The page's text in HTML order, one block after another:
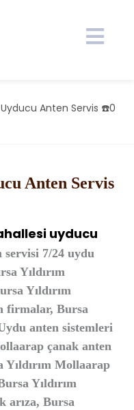
Anten Servis ☎️0
Anten Servis
uyducu
servisi 7/24 uydu
Yıldırım
Yıldırım
firmalar, Bursa
anten sistemleri
çanak anten
Mollaarap
Yıldırım
arıza, Bursa